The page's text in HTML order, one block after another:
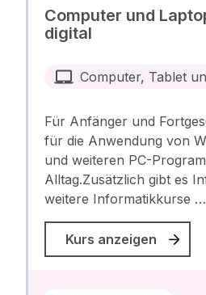
Computer und
digital
Computer, Tablet
Für Anfänger und
für die Anwendung von
und weiteren PC-
Alltag.Zusätzlich gibt es
weitere Informatikkurse …
Kurs anzeigen